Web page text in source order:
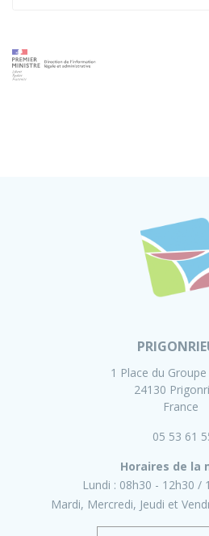
1 Place du
24130
France
05 53 61
Horaires de la
Lundi : 08h30 - 12h30
Mardi, Mercredi, Jeudi et